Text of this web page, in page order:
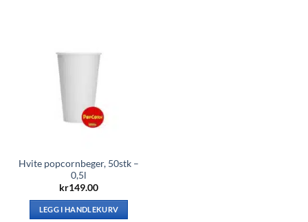
Hvite popcornbeger, 50stk –
0,5l
kr149.00
LEGG I HANDLEKURV